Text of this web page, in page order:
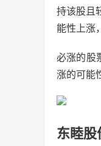
持该股且
能性上涨
必涨的股
涨的可能
东睦股